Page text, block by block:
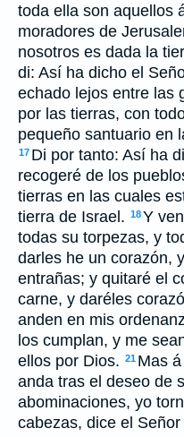
toda ella son aquellos
moradores de
nosotros es dada la
di: Así ha dicho el
echado lejos entre las
por las tierras, con
pequeño santuario en
17 Di por tanto: Así ha
recogeré de los
tierras en las cuales
tierra de Israel. 18Y
todas su torpezas, y
darles he un corazón,
entrañas; y quitaré el
carne, y daréles
anden en mis
los cumplan, y me
ellos por Dios. 21 Mas
anda tras el deseo de
abominaciones, yo
cabezas, dice el Señor